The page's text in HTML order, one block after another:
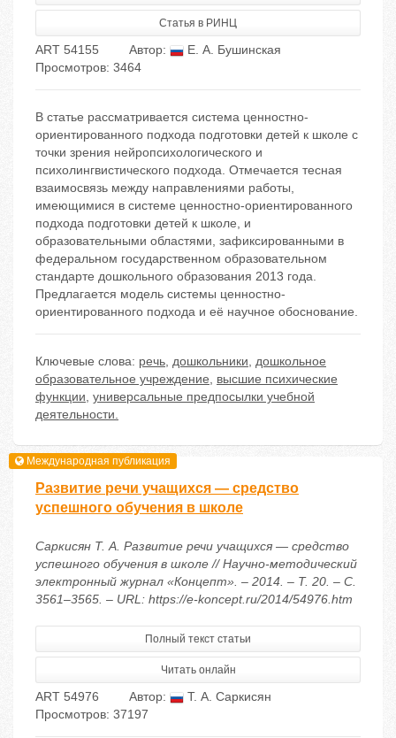
Статья в РИНЦ
ART 54155 Автор:
Е. А. Бушинская
Просмотров: 3464
В статье рассматривается система ценностно-
ориентированного подхода подготовки детей к школе с
точки зрения нейропсихологического и
психолингвистического подхода. Отмечается тесная
взаимосвязь между направлениями работы,
имеющимися в системе ценностно-ориентированного
подхода подготовки детей к школе, и
образовательными областями, зафиксированными в
федеральном государственном образовательном
стандарте дошкольного образования 2013 года.
Предлагается модель системы ценностно-
ориентированного подхода и её научное обоснование.
Ключевые слова: речь, дошкольники, дошкольное
образовательное учреждение, высшие психические
функции, универсальные предпосылки учебной
деятельности.
Международная публикация
Развитие речи учащихся — средство
успешного обучения в школе
Саркисян Т. А. Развитие речи учащихся — средство
успешного обучения в школе // Научно-методический
электронный журнал «Концепт». – 2014. – Т. 20. – С.
3561–3565. – URL: https://e-koncept.ru/2014/54976.htm
Полный текст статьи
Читать онлайн
ART 54976 Автор:
Т. А. Саркисян
Просмотров: 37197